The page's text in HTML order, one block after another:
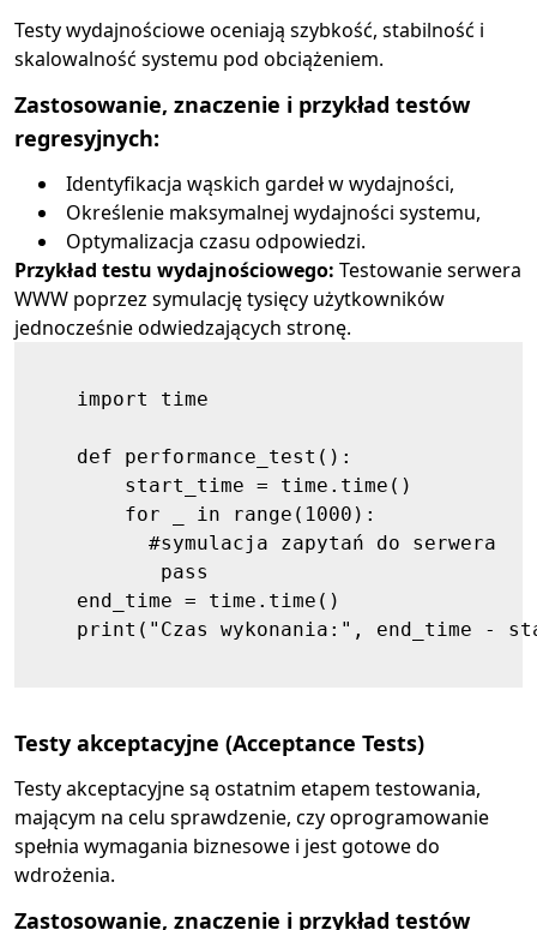
Testy wydajnościowe oceniają szybkość, stabilność i
skalowalność systemu pod obciążeniem.
Zastosowanie, znaczenie i przykład testów
regresyjnych:
Identyfikacja wąskich gardeł w wydajności,
Określenie maksymalnej wydajności systemu,
Optymalizacja czasu odpowiedzi.
Przykład testu wydajnościowego: Testowanie serwera
WWW poprzez symulację tysięcy użytkowników
jednocześnie odwiedzających stronę.
    import time
    def performance_test():
        start_time = time.time()
        for _ in range(1000):
          #symulacja zapytań do serwera
           pass
    end_time = time.time()
print("Czas wykonania:", end_time -
Testy akceptacyjne (Acceptance Tests)
Testy akceptacyjne są ostatnim etapem testowania,
mającym na celu sprawdzenie, czy oprogramowanie
spełnia wymagania biznesowe i jest gotowe do
wdrożenia.
Zastosowanie, znaczenie i przykład testów